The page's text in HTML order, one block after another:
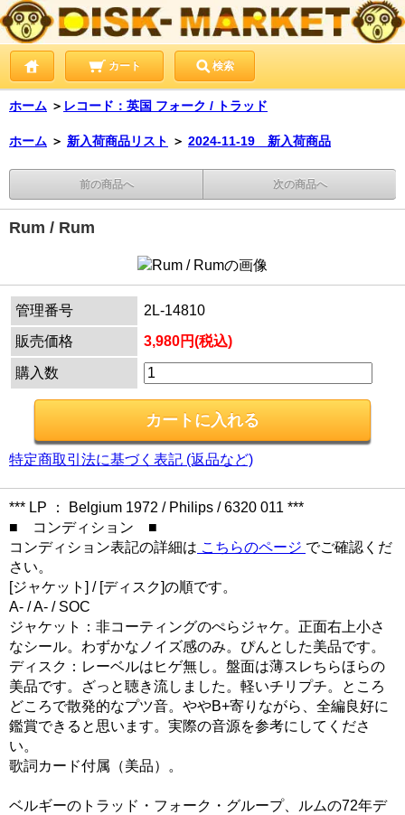
カート 検索
ホーム ＞ レコード：英国 フォーク / トラッド
ホーム ＞ 新入荷商品リスト ＞ 2024-11-19 新入荷商品
前の商品へ 次の商品へ
Rum / Rum
管理番号
2L-14810
販売価格
3,980円(税込)
購入数
特定商取引法に基づく表記 (返品など)
*** LP ： Belgium 1972 / Philips / 6320 011 ***
■ コンディション ■
コンディション表記の詳細は こちらのページ でご確認くだ
さい。
[ジャケット] / [ディスク]の順です。
A- / A- / SOC
ジャケット：非コーティングのぺらジャケ。正面右上小さ
なシール。わずかなノイズ感のみ。ぴんとした美品です。
ディスク：レーベルはヒゲ無し。盤面は薄スレちらほらの
美品です。ざっと聴き流しました。軽いチリプチ。ところ
どころで散発的なプツ音。ややB+寄りながら、全編良好に
鑑賞できると思います。実際の音源を参考にしてくださ
い。
歌詞カード付属（美品）。
ベルギーのトラッド・フォーク・グループ、ルムの72年デ